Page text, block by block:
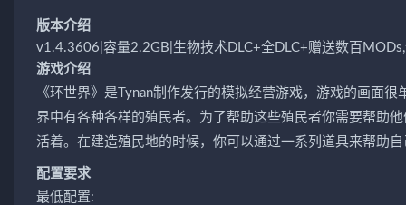
版本介绍
v1.4.3606|容量2.2GB|生物技术DLC+全DLC+赠送数百
游戏介绍
《环世界》是Tynan制作发行的模拟经营游戏，游戏的画面
界中有各种各样的殖民者。为了帮助这些殖民者你需要帮助
活着。在建造殖民地的时候，你可以通过一系列道具来帮助
配置要求
最低配置: